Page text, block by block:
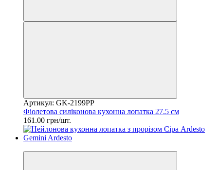
Артикул: GK-2199PP
Фіолетова силіконова кухонна лопатка 27.5 см
161.00 грн/шт.